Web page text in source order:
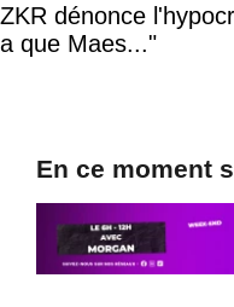
ZKR dénonce
a que Maes..."
En ce moment